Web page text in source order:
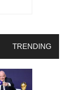
TRENDING